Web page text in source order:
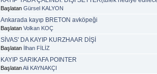
Başlatan Gürsel KALYON
Ankarada kayıp BRETON avköpeği
Başlatan Volkan KOÇ
SİVAS' DA KAYIP KURZHAAR DİŞİ
Başlatan İlhan FİLİZ
KAYIP SARIKAFA POINTER
BaşlatanAli KAYNAKÇI